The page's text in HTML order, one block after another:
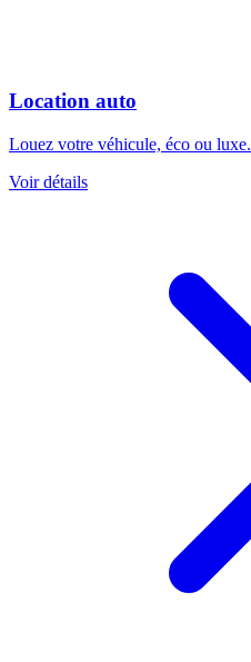
Location auto
Louez votre véhicule, éco ou luxe.
Voir détails